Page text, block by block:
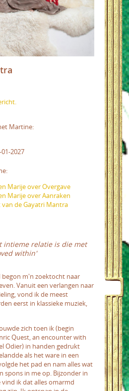
Martine:
2027
Marije over Overgave
Marije over Aanraken
van de Gayatri Mantra
intieme relatie is die met
within'
begon m'n zoektocht naar
Vanuit een verlangen naar
vond ik de meest
eerst in klassieke muziek,
zich toen ik (begin
Quest, an encounter with
Odier) in handen gedrukt
als het ware in een
het pad en nam alles wat
spons in me op. Bijzonder in
ik dat alles omarmd